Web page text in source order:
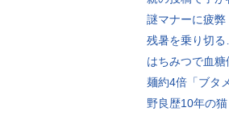
謎マナーに疲
残暑を乗り切
はちみつで血
麺約4倍「ブタ
野良歴10年の